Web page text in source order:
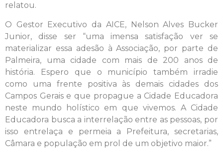
relatou.
O Gestor Executivo da AICE, Nelson Alves Bucker
Junior, disse ser “uma imensa satisfação ver se
materializar essa adesão à Associação, por parte de
Palmeira, uma cidade com mais de 200 anos de
história. Espero que o município também irradie
como uma frente positiva às demais cidades dos
Campos Gerais e que propague a Cidade Educadora
neste mundo holístico em que vivemos. A Cidade
Educadora busca a interrelação entre as pessoas, por
isso entrelaça e permeia a Prefeitura, secretarias,
Câmara e população em prol de um objetivo maior.”